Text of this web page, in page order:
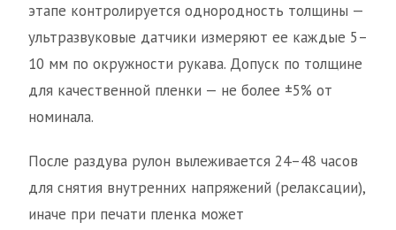
этапе контролируется однородность толщины —
ультразвуковые датчики измеряют ее каждые 5–
10 мм по окружности рукава. Допуск по толщине
для качественной пленки — не более ±5% от
номинала.
После раздува рулон вылеживается 24–48 часов
для снятия внутренних напряжений (релаксации),
иначе при печати пленка может